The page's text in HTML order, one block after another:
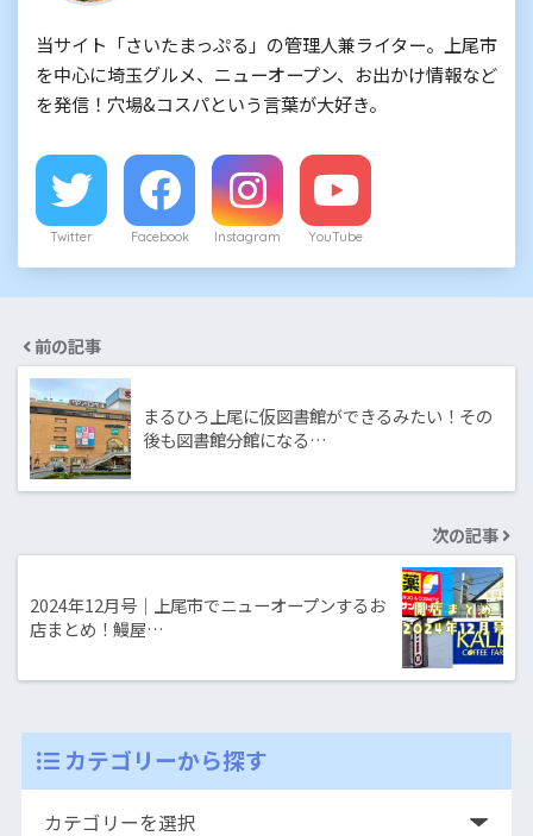
当サイト「さいたまっぷる」の管理人兼ライター。上尾市
を中心に埼玉グルメ、ニューオープン、お出かけ情報など
を発信！穴場&コスパという言葉が大好き。
Twitter Facebook Instagram YouTube
前の記事
まるひろ上尾に仮図書館ができるみたい！その
後も図書館分館になる…
次の記事
2024年12月号｜上尾市でニューオープンするお
店まとめ！鰻屋…
カテゴリーから探す